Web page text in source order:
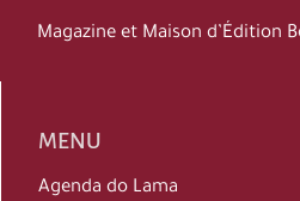
Magazine et Maison d’Édition
MENU
Agenda do Lama